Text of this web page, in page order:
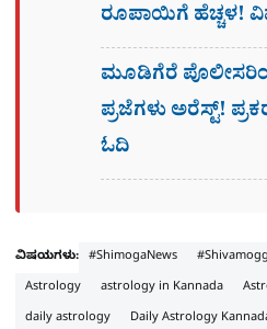
ರೂಪಾಯಿಗೆ ಹೆಚ್ಚಳ!
ಮೂಡಿಗೆರೆ
ಪ್ರಜೆಗಳು ಅರೆಸ್ಟ್!
ಓದಿ
ವಿಷಯಗಳು: #ShimogaNews
Astrology
astrology in Kannada
daily astrology
Daily Astrology